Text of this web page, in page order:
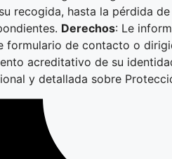
hasta la pérdida
Derechos: Le
de contacto o
acreditativo de su
y detallada sobre